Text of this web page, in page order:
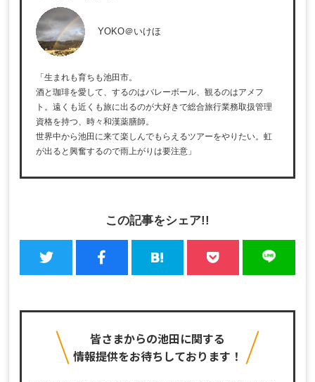
YOKO＠いけほ
「生まれも育ちも池田市。
酒と珈琲を愛して、するのはバレーボール、観るのはアメフ
ト。遠くも近くも旅に出るのが大好きで総合旅行業務取扱管理
資格を持つ、時々和漢薬膳師。
世界中から池田に来て楽しんでもらえるツアーをやりたい。虹
が出ると興奮するので雨上がりは要注意」
この記事をシェア!!
皆さまからの池田に関する
情報提供をお待ちしております！